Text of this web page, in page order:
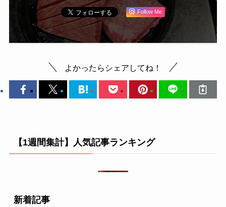
Follow Me
よかったらシェアしてね！
【1週間集計】人気記事ランキング
新着記事